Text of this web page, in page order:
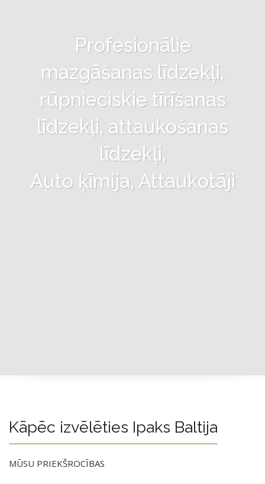
Profesionālie
mazgāšanas līdzekļi,
rūpnieciskie tīrīšanas
līdzekļi, attaukošanas
līdzekļi,
Auto ķīmija, Attaukotāji
Kāpēc izvēlēties Ipaks Baltija
MŪSU PRIEKŠROCĪBAS